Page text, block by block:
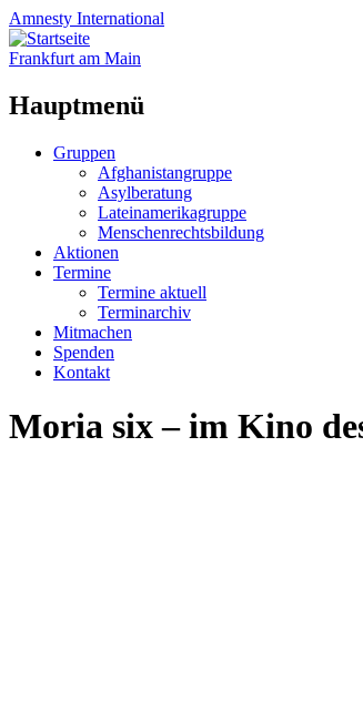
Amnesty International
Frankfurt am Main
Hauptmenü
Zum
Gruppen
Afghanistangruppe
Asylberatung
Lateinamerikagruppe
Menschenrechtsbildung
Aktionen
Termine
Termine aktuell
Terminarchiv
Mitmachen
Spenden
Kontakt
Moria six – im Kino